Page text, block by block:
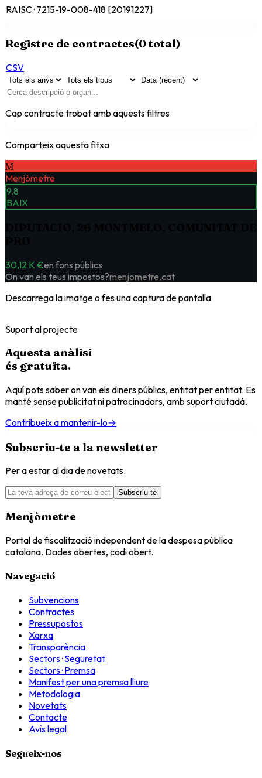
RAISC · 7215-19-008-418 [20191227]
Registre de contractes(0total)
CSV
Cap contracte trobat amb aquests filtres
Comparteix aquesta fitxa
M
Menjòmetre
9.8
BAIX
30,12 K €en fons públics
On van els teus impostos?menjometre.cat
Descarrega la imatge o fes una captura de pantalla
Suport al projecte
Aquesta anàlisi
és gratuïta.
Aquí pots saber on van els diners públics, entitat per entitat. Es
manté sense publicitat ni patrocinadors, amb suport ciutadà.
Contribueix a mantenir-lo→
Subscriu-te a la newsletter
Per a estar al dia de novetats.
Subscriu-te
Menjòmetre
Portal de fiscalització independent de la despesa pública
catalana. Dades obertes, codi obert.
Navegació
Subvencions
Contractes
Pressupostos
Xarxa
Transparència
Sectors · Seguretat
Sectors · Premsa
Manifest per una premsa lliure
Metodologia
Novetats
Contacte
Avís legal
Segueix-nos